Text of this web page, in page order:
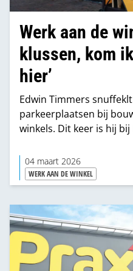
Werk aan de
klussen, kom
hier’
Edwin Timmers
parkeerplaatsen bij
winkels. Dit keer is hij bij
04 maart 2026
WERK AAN DE WINKEL